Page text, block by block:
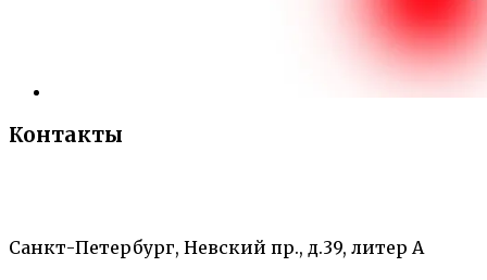
Контакты
Санкт-Петербург, Невский пр., д.39, литер А